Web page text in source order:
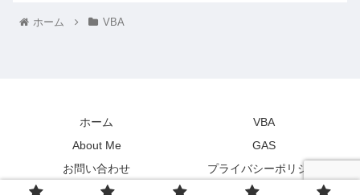
ホーム VBA
ホーム
VBA
About Me
GAS
お問い合わせ
プライバシーポリシー